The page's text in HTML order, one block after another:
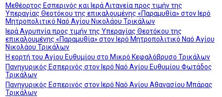
Μεθέορτος Εσπερινός και Ιερά Λιτανεία προς τιμήν της
Υπεραγίας Θεοτόκου της επικαλουμένης «Παραμυθία» στον Ιερό
Μητροπολιτικό Ναό Αγίου Νικολάου Τρικάλων
Ιερά Αγρυπνία προς τιμήν της Υπεραγίας Θεοτόκου της
επικαλουμένης «Παραμυθία» στον Ιερό Μητροπολιτικό Ναό Αγίου
Νικολάου Τρικάλων
Η εορτή του Αγίου Ευθυμίου στο Μικρό Κεφαλόβρυσο Τρικάλων
Πανηγυρικός Εσπερινός στον Ιερό Ναό Αγίου Ευθυμίου Φωτάδος
Τρικάλων
Πανηγυρικός Εσπερινός στον Ιερό Ναό Αγίου Αθανασίου Μπάρας
Τρικάλων